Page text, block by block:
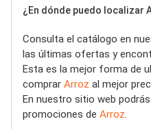
¿En dónde puedo localizar
Consulta el catálogo en
las últimas ofertas y
Esta es la mejor forma de
comprar Arroz al mejor
En nuestro sitio web
promociones de Arroz